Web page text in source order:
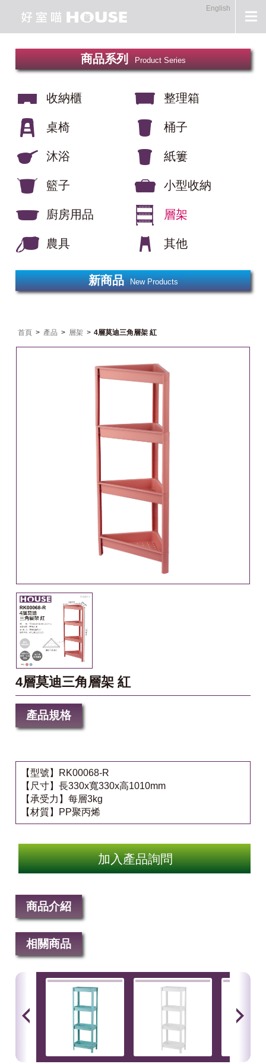
English
商品系列 Product Series
收納櫃 整理箱
桌椅 桶子
沐浴 紙簍
籃子 小型收納
廚房用品 層架
農具 其他
新商品 New Products
首頁 > 產品 > 層架 > 4層莫迪三角層架 紅
4層莫迪三角層架 紅
產品規格
【型號】RK00068-R
【尺寸】長330x寬330x高1010mm
【承受力】每層3kg
【材質】PP聚丙烯
加入產品詢問
商品介紹
相關商品